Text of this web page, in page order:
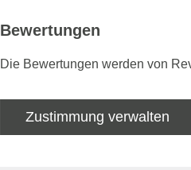
Bewertungen
Die Bewertungen werden von
Zustimmung verwalten